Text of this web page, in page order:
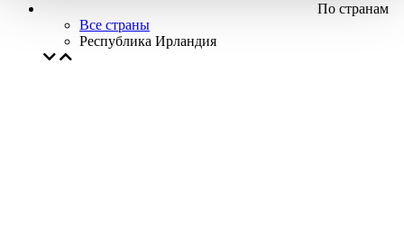
По странам
Все страны
Республика Ирландия